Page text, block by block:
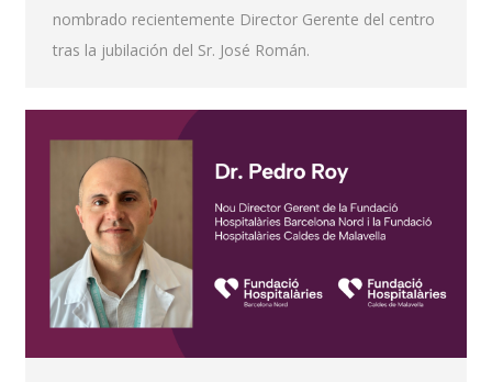
nombrado recientemente Director Gerente del centro
tras la jubilación del Sr. José Román.